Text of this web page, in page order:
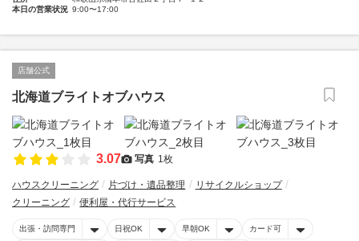
本日の営業状況 9:00〜17:00
店舗公式
北海道ブライトオブハウス
3.07 写真 1枚
ハウスクリーニング 片づけ・遺品整理
リサイクルショップ
クリーニング
便利屋・代行サービス
出張・訪問専門 日祝OK 早朝OK カード可